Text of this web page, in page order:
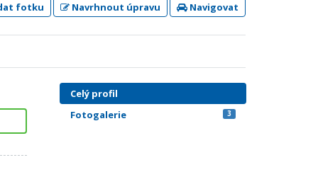
fotku Navrhnout úpravu Navigovat
Celý profil
Fotogalerie
3